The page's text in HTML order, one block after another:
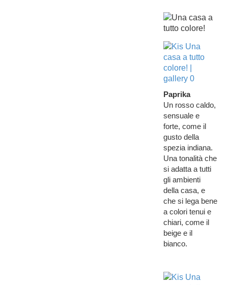
Paprika
Un rosso caldo,
sensuale e
forte, come il
gusto della
spezia indiana.
Una tonalità che
si adatta a tutti
gli ambienti
della casa, e
che si lega bene
a colori tenui e
chiari, come il
beige e il
bianco.